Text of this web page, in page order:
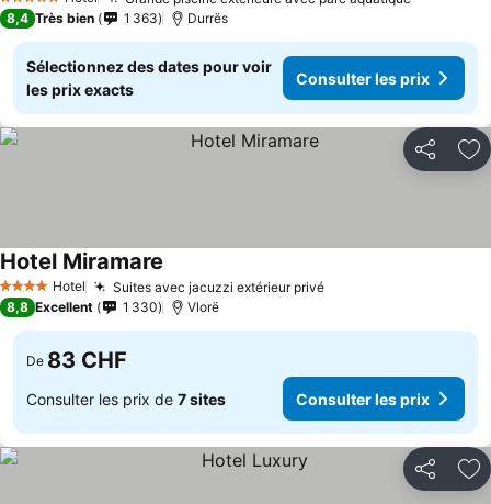
5 Étoiles
8,4 Très bien 1 363 Durrës
Sélectionnez des dates pour voir
les prix exacts
Consulter les prix
Partager
4 Étoiles Hotel Suites avec jacuzzi extérieur privé
Hotel Miramare
8,8 Excellent 1 330 Vlorë
De 83 CHF
Consulter les prix de 7 sites Consulter les prix
Partager